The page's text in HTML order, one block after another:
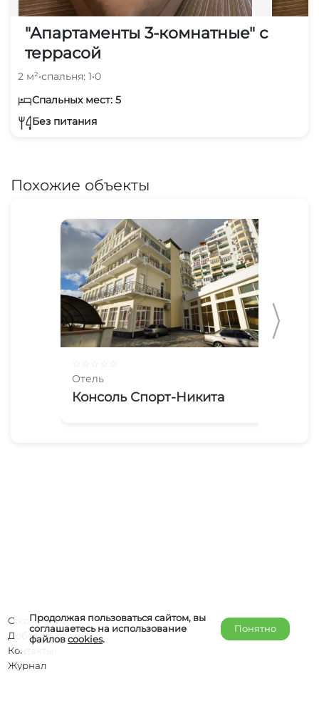
"Апартаменты 3-комнатные" с
террасой
2 м²•спальня: 1•0
Спальных мест: 5
Без питания
Похожие объекты
Отель
Консоль Спорт-Никита
Продолжая пользоваться сайтом, вы
соглашаетесь на использование
файловcookies.
Понятно
О компании
Добавить объект
Контакты
Журнал